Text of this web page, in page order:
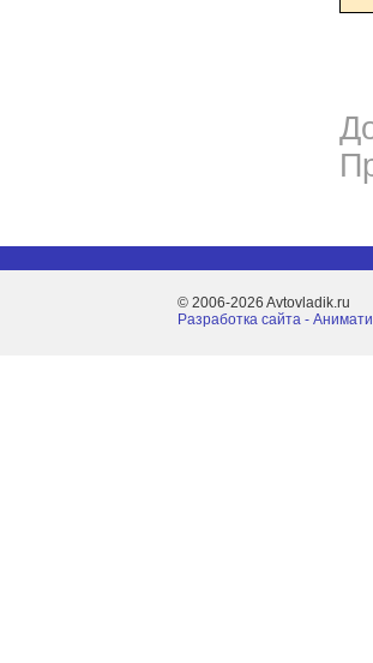
© 2006-2026 Avtovladik.ru
Разработка сайта -